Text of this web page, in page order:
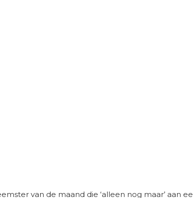
van de maand die ‘alleen nog maar’ aan